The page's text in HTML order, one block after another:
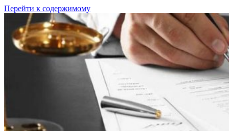
Перейти к содержимому